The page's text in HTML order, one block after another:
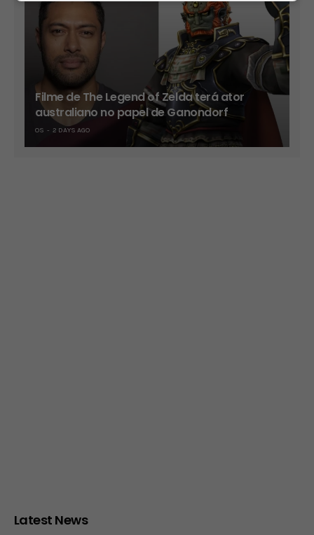
Filme de The Legend of Zelda terá ator
australiano no papel de Ganondorf
OS 2 DAYS AGO
Latest News